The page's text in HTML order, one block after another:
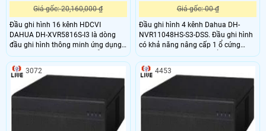
Giá gốc: 20,160,000 ₫
Đầu ghi hình 16 kênh HDCVI
DAHUA DH-XVR5816S-I3 là dòng
đầu ghi hình thông minh ứng dụng
công nghệ AI thông minh hỗ trợ lắp
camera có độ phân giải lên đến
6.0mp với chuẩn nén hình ảnh
H265+ cho chất lượng hình ảnh sắc
nét và tiết kiệm băng thông lưu trữ
giúp tiết kiệm chi phí đầu tư bộ lưu
Giá gốc: 00 ₫
Đầu ghi hình 4 kênh Dahua DH-
NVR11048HS-S3-DSS. Đầu ghi hình
có khả năng nâng cấp 1 ổ cứng
SATA lên đến 4TB, có thể kết hợp
nhiều loại camera khác nhau.
Dahua NVR1104HS-S3-DSS là dòng
sản phẩm đầu ghi hình IP Lite giá rẻ
chuẩn nén H
3072 4453